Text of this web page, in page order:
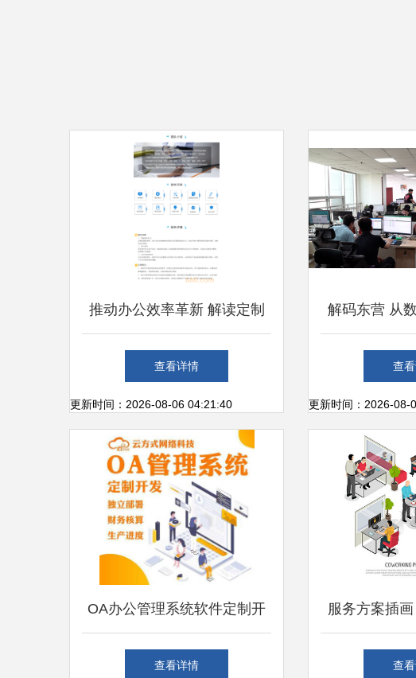
推动办公效率革新 解读定制
软件开发如何重塑OA服务平
台
查看详情
更新时间：2026-08-06 04:21:40
解码东营 从
效治理
查
更新时间：2026-08-
OA办公管理系统软件定制开
发 打造高效协同的智慧办公
查看详情
服务方案插
软件开发
查